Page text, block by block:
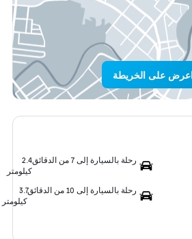
على الخريطة
رحلة بالسيارة إلى 7 من الدقائق
2.4
كيلومتر
رحلة بالسيارة إلى 10 من الدقائق
3.7
كيلومتر